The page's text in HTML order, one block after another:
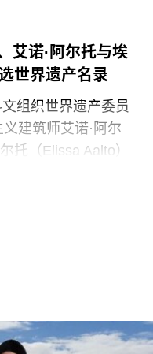
艾诺·阿尔托与埃
世界遗产名录
组织世界遗产委员
建筑师艾诺·阿尔
托（Elissa Aalto）
“阿尔托作品”
、社区及文化建筑。
这些作品展现了“以